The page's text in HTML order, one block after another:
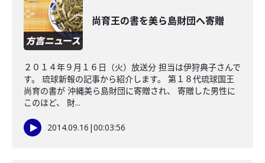
尚育王の書を美ら島財団へ寄贈
２０１４年９月１６日（火）放送分 担当は伊狩典子さんで
す。 琉球新報の記事から紹介します。 第１８代琉球国王
尚育の書が 沖縄美ら島財団に寄贈され、 寄贈した男性に
このほど、 財...
2014.09.16 |00:03:56